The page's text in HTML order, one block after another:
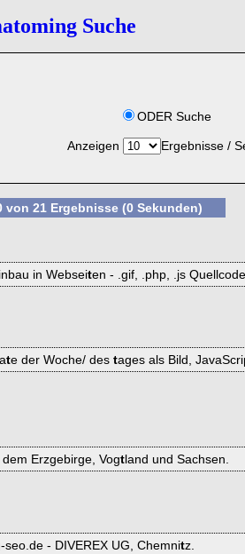
Suche
ODER Suche
Anzeigen Ergebnisse /
von 21 Ergebnisse (0 Sekunden)
in Webseiten - .gif, .php, .js
te der Woche/ des tages als Bild,
dem Erzgebirge, Vogtland und Sachsen.
seo.de - DIVEREX UG, Chemnitz.